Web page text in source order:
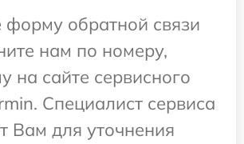
форму обратной связи
нам по номеру,
на сайте сервисного
Специалист сервиса
Вам для уточнения